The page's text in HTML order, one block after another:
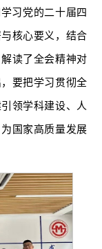
习党的二十届四
核心要义，结合
读了全会精神对
要把学习贯彻全
领学科建设、人
国家高质量发展